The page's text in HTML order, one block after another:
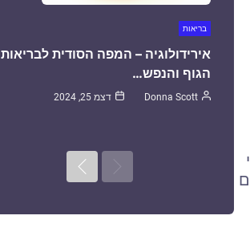
בריאות
אירידולוגיה – המפה הסודית לבריאות
הגוף והנפש…
Donna Scott דצמ 25, 2024
Previous
Next